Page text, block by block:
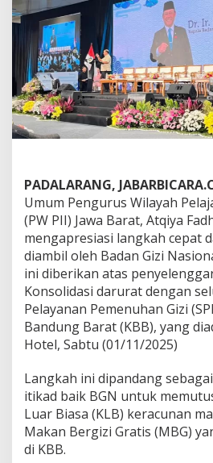
n
a
n
M
B
G
k
u
m
P
W
I
a
b
a
r
p
r
e
s
i
PADALARANG,
Umum Pengurus Wilayah
(PW PII) Jawa Barat, Atqiya
mengapresiasi langkah cepat
diambil oleh Badan Gizi
ini diberikan atas
Konsolidasi darurat dengan
Pelayanan Pemenuhan Gizi
Bandung Barat (KBB), yang
Hotel, Sabtu (01/11/2025)
Langkah ini dipandang
itikad baik BGN untuk
Luar Biasa (KLB) keracunan
Makan Bergizi Gratis (MBG)
di KBB.